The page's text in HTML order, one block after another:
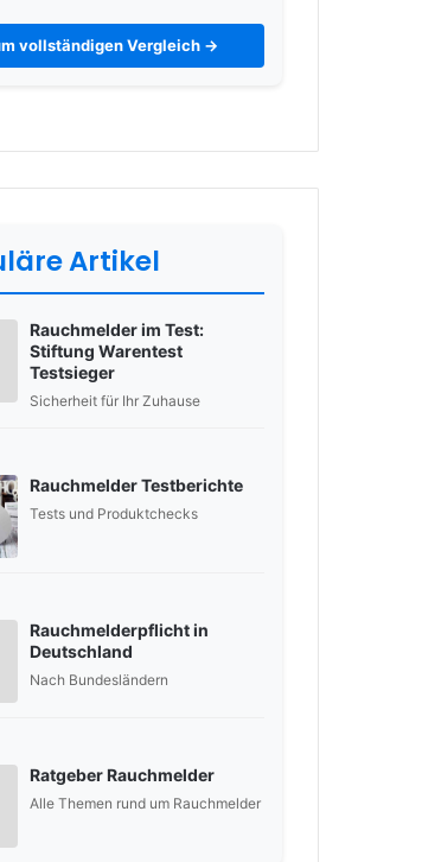
vollständigen Vergleich →
Artikel
Rauchmelder im Test:
Stiftung Warentest
Testsieger
Sicherheit für Ihr Zuhause
Rauchmelder Testberichte
Tests und Produktchecks
Rauchmelderpflicht in
Deutschland
Nach Bundesländern
Ratgeber Rauchmelder
Alle Themen rund um Rauchmelder